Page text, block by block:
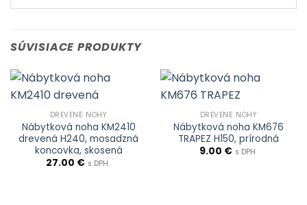
SÚVISIACE PRODUKTY
DREVENÉ NOHY
Nábytková noha KM2410
drevená H240, mosadzná
koncovka, skosená
27.00 € s DPH
DREVENÉ NOHY
Nábytková noha KM676
TRAPEZ H150, prírodná
9.00 € s DPH